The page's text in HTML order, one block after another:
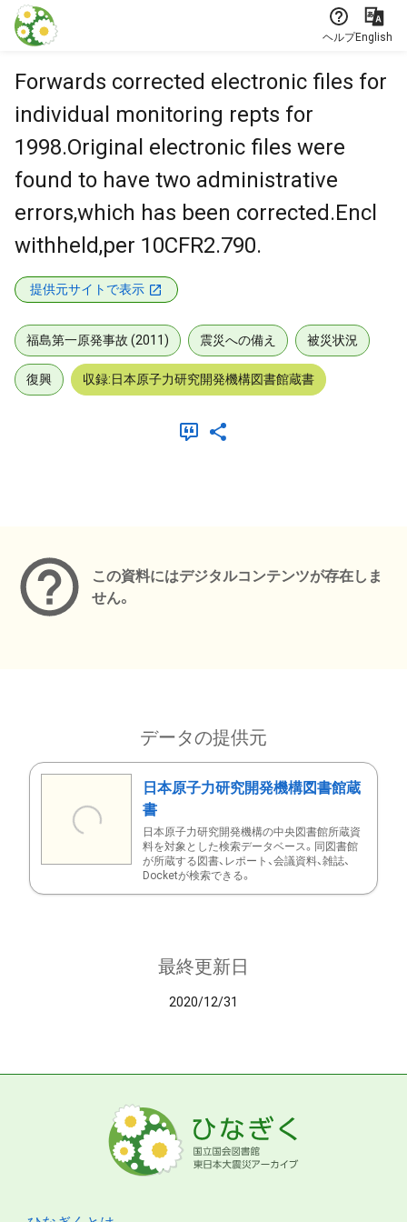
本文に飛ぶ
ヘルプEnglish
Forwards corrected electronic files for
individual monitoring repts for
1998.Original electronic files were
found to have two administrative
errors,which has been corrected.Encl
withheld,per 10CFR2.790.
提供元サイトで表示
福島第一原発事故 (2011) 震災への備え 被災状況
復興 収録:日本原子力研究開発機構図書館蔵書
この資料にはデジタルコンテンツが存在しま
せん。
データの提供元
日本原子力研究開発機構図書館蔵
書
日本原子力研究開発機構の中央図書館所蔵資
料を対象とした検索データベース。同図書館
が所蔵する図書、レポート、会議資料、雑誌、
Docketが検索できる。
最終更新日
2020/12/31